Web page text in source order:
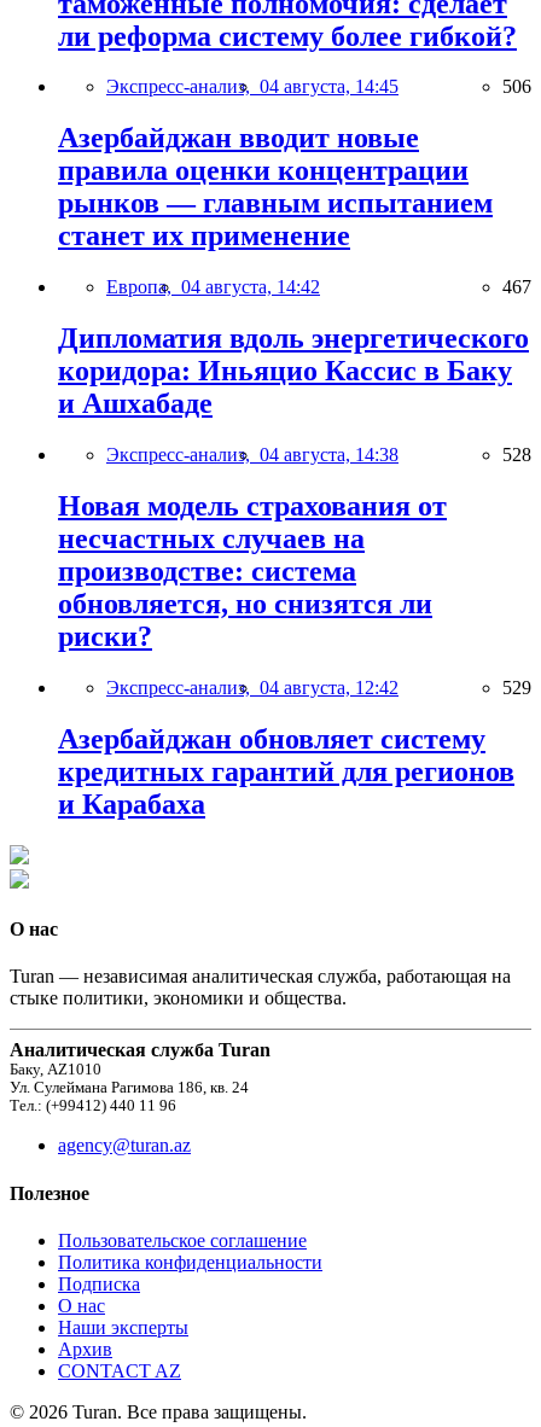
ли реформа систему более гибкой?
Экспресс-анализ, 04 августа, 14:45 506
Азербайджан вводит новые
правила оценки концентрации
рынков — главным испытанием
станет их применение
Европа, 04 августа, 14:42 467
Дипломатия вдоль энергетического
коридора: Иньяцио Кассис в Баку
и Ашхабаде
Экспресс-анализ, 04 августа, 14:38 528
Новая модель страхования от
несчастных случаев на
производстве: система
обновляется, но снизятся ли
риски?
Экспресс-анализ, 04 августа, 12:42 529
Азербайджан обновляет систему
кредитных гарантий для регионов
и Карабаха
О нас
Turan — независимая аналитическая служба, работающая на
стыке политики, экономики и общества.
Аналитическая служба Turan
Баку, AZ1010
Ул. Сулеймана Рагимова 186, кв. 24
Тел.: (+99412) 440 11 96
agency@turan.az
Полезное
Пользовательское соглашение
Политика конфиденциальности
Подписка
О нас
Наши эксперты
Архив
CONTACT AZ
© 2026 Turan. Все права защищены.